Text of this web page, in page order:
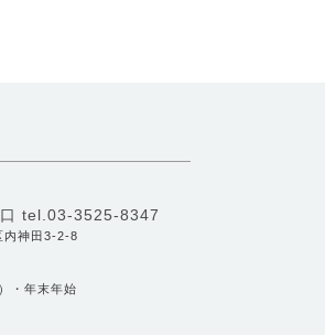
tel.03-3525-8347
内神田3-2-8
・年末年始